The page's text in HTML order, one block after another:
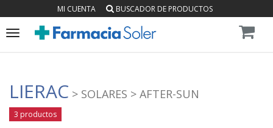
MI CUENTA BUSCADOR DE PRODUCTOS
Toggle
LIERAC > SOLARES > AFTER-SUN
3 productos